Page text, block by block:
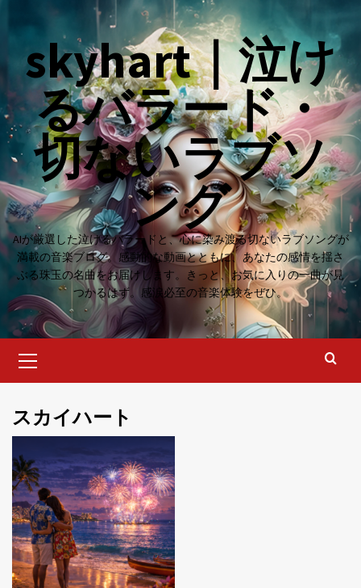
contentskyhart｜泣け
るバラード・
切ないラブソ
ング
AIが厳選した泣けるバラードと、心に染み渡る切ないラブソングが
満載の音楽ブログ。感動的な動画とともに、あなたの感情を揺さ
ぶる珠玉の名曲をお届けします。きっと、お気に入りの一曲が見
つかるはず。感涙必至の音楽体験をぜひ。
Menu
スカイハート